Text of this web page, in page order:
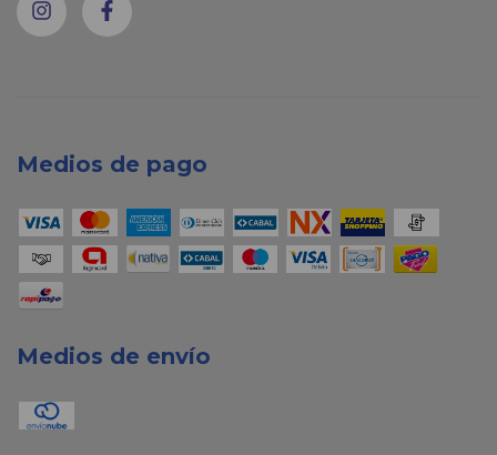
Medios de pago
Medios de envío